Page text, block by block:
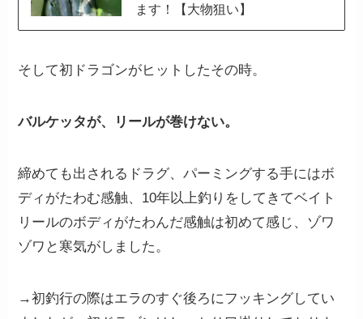
ます！【大物狙い】
そして初ドラゴンがヒットしたその時。
バルケッタが、リールが巻けない。
締めても出されるドラグ、パーミングする手にはボ
ディがたわむ感触、10年以上釣りをしてきてベイト
リールのボディがたわんだ感触は初めて感じ、ゾワ
ゾワと寒気がしました。
→初釣行の際はエラのすぐ後ろにフッキングしてい